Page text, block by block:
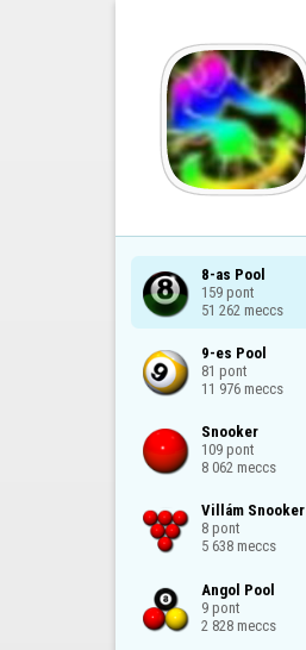
8-as Pool
159 pont
51 262 meccs
9-es Pool
81 pont
11 976 meccs
Snooker
109 pont
8 062 meccs
Villám Snooker
8 pont
5 638 meccs
Angol Pool
9 pont
2 828 meccs